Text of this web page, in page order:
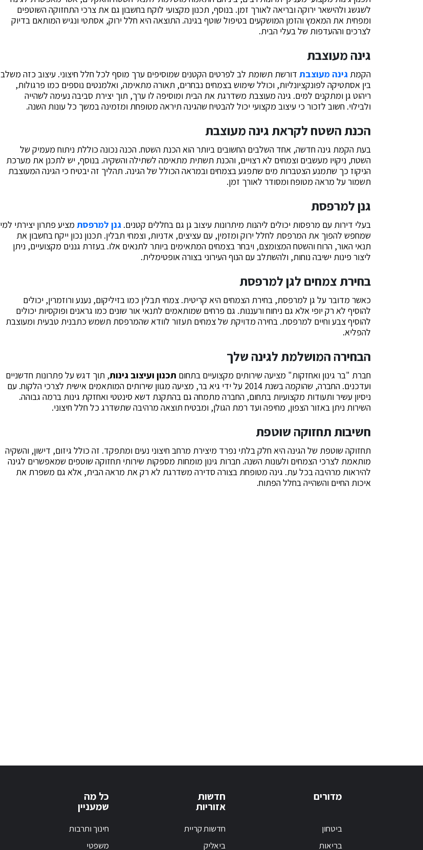
לשגשג ולהישאר ירוקה ובריאה לאורך זמן. בנוסף, תכנון מקצועי לוקח בחשבון גם את צרכי התחזוקה השוטפים
ומפחית את המאמץ והזמן המושקעים בטיפול שוטף בגינה. התוצאה היא חלל ירוק, אסתטי ונגיש המותאם בדיוק
לצרכים וההעדפות של בעלי הבית.
גינה מעוצבת
הקמת גינה מעוצבת דורשת תשומת לב לפרטים הקטנים שמוסיפים ערך מוסף לכל חלל חיצוני. עיצוב כזה משלב
בין אסתטיקה לפונקציונליות, וכולל שימוש בצמחים נבחרים, תאורה מתאימה, ואלמנטים נוספים כמו פרגולות,
ריהוט גן ומתקנים למים. גינה מעוצבת משדרגת את הבית ומוסיפה לו ערך, תוך יצירת סביבה נעימה לשהייה
ולבילוי. חשוב לזכור כי עיצוב מקצועי יכול להבטיח שהגינה תיראה מטופחת ומזמינה במשך כל עונות השנה.
הכנת השטח לקראת גינה מעוצבת
בעת הקמת גינה חדשה, אחד השלבים החשובים ביותר הוא הכנת השטח. הכנה נכונה כוללת ניתוח מעמיק של
השטח, ניקויו מעשבים וצמחים לא רצויים, והכנת תשתית מתאימה לשתילה והשקיה. בנוסף, יש לתכנן את מערכת
הניקוז כך שתמנע הצטברות מים שתפגע בצמחים ובמראה הכולל של הגינה. תהליך זה יבטיח כי הגינה המעוצבת
תשמור על מראה מטופח ומסודר לאורך זמן.
גנן למרפסת
בעלי דירות עם מרפסות יכולים ליהנות מיתרונות עיצוב גן גם בחללים קטנים. גנן למרפסת מציע פתרון יצירתי למי
שמחפש להפוך את המרפסת לחלל ירוק ומזמין, עם עציצים, אדניות, וצמחי תבלין. תכנון נכון ייקח בחשבון את
תנאי האור, הרוח והשטח המצומצם, ויבחר בצמחים המתאימים ביותר לתנאים אלו. בעזרת גננים מקצועיים, ניתן
ליצור פינות ישיבה נוחות, ולהשתלב עם הנוף העירוני בצורה אופטימלית.
בחירת צמחים לגן למרפסת
כאשר מדובר על גן למרפסת, בחירת הצמחים היא קריטית. צמחי תבלין כמו בזיליקום, נענע ורוזמרין, יכולים
להוסיף לא רק יופי אלא גם ניחוח ורעננות. גם פרחים שמותאמים לתנאי אור שונים כמו גראנים ופוקסיות יכולים
להוסיף צבע וחיים למרפסת. בחירה מדויקת של צמחים תעזור לוודא שהמרפסת תשמש כתבנית טבעית ומעוצבת
להפליא.
הבחירה המושלמת לגינה שלך
חברת "בר גינון ואחזקות" מציעה שירותים מקצועיים בתחום תכנון ועיצוב גינות, תוך דגש על פתרונות חדשניים
ועדכנים. החברה, שהוקמה בשנת 2014 על ידי גיא בר, מציעה מגוון שירותים המותאמים אישית לצרכי הלקוח. עם
ניסיון עשיר ותעודות מקצועיות בתחום, החברה מתמחה גם בהתקנת דשא סינטטי ואחזקת גינות ברמה גבוהה.
השירות ניתן באזור הצפון, מחיפה ועד רמת הגולן, ומבטיח תוצאה מרהיבה שתשדרג כל חלל חיצוני.
חשיבות תחזוקה שוטפת
תחזוקה שוטפת של הגינה היא חלק בלתי נפרד מיצירת מרחב חיצוני נעים ומתפקד. זה כולל גיזום, דישון, והשקיה
מותאמת לצרכי הצמחים ולעונות השנה. חברות גינון מומחות מספקות שירותי תחזוקה שוטפים שמאפשרים לגינה
להיראות מרהיבה בכל עת. גינה מטופחת בצורה סדירה משדרגת לא רק את מראה הבית, אלא גם משפרת את
איכות החיים והשהייה בחלל הפתוח.
מדורים
ביטחון
בריאות
חדשות
אזוריות
חדשות קריית
ביאליק
כל מה
שמעניין
חינוך ותרבות
משפטי